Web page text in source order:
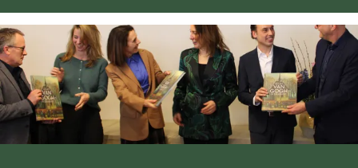
r
i
e
n
c
e
l
a
g
e
M
u
e
h
V
i
l
l
a
g
e
r
V
a
n
G